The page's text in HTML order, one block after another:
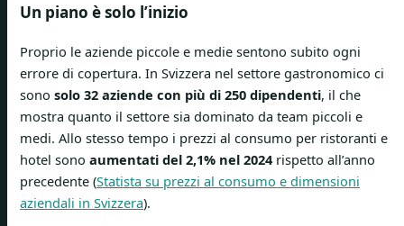
Un piano è solo l’inizio
Proprio le aziende piccole e medie sentono subito ogni
errore di copertura. In Svizzera nel settore gastronomico ci
sono solo 32 aziende con più di 250 dipendenti, il che
mostra quanto il settore sia dominato da team piccoli e
medi. Allo stesso tempo i prezzi al consumo per ristoranti e
hotel sono aumentati del 2,1% nel 2024 rispetto all’anno
precedente (Statista su prezzi al consumo e dimensioni
aziendali in Svizzera).